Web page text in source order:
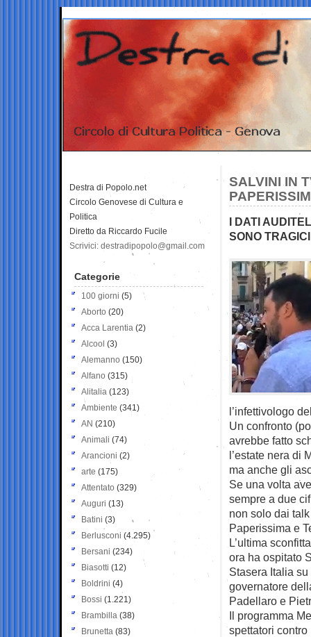
SALVINI IN
I DATI
SONO
l’infettivologo
Un confronto
avrebbe fatto
l’estate nera di
ma anche gli
Se una volta
sempre a due
non solo dai
Paperissima e
L’ultima
ora ha ospitato
Stasera Italia
governatore
Padellaro e
Il programma
spettatori
Destra di Popolo.net
Circolo Genovese di Cultura e
Politica
Diretto da Riccardo Fucile
Scrivici: destradipopolo@gmail.com
Categorie
100 giorni (5)
Aborto (20)
Acca Larentia (2)
Alcool (3)
Alemanno (150)
Alfano (315)
Alitalia (123)
Ambiente (341)
AN (210)
Animali (74)
Arancioni (2)
arte (175)
Attentato (329)
Auguri (13)
Batini (3)
Berlusconi (4.295)
Bersani (234)
Biasotti (12)
Boldrini (4)
Bossi (1.221)
Brambilla (38)
Brunetta (83)